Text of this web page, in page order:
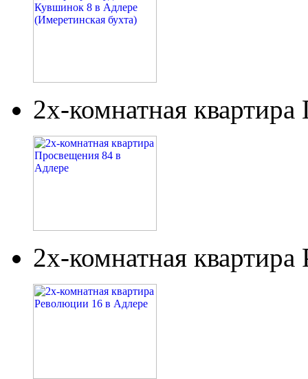
2х-комнатная
2х-комнатная